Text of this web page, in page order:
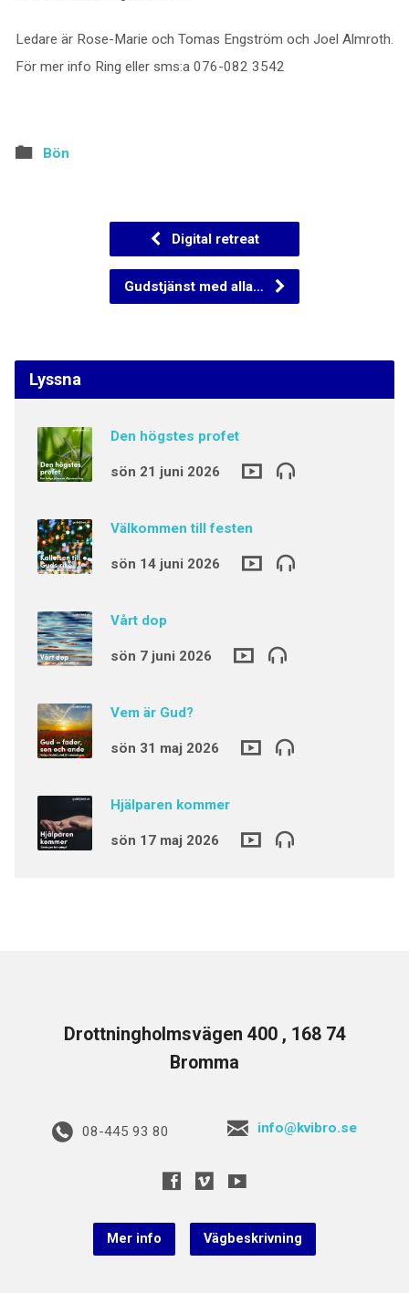
Ledare är Rose-Marie och Tomas Engström och Joel Almroth.
För mer info Ring eller sms:a 076-082 3542
Bön
Digital retreat
Gudstjänst med alla…
Lyssna
Den högstes profet
sön 21 juni 2026
Välkommen till festen
sön 14 juni 2026
Vårt dop
sön 7 juni 2026
Vem är Gud?
sön 31 maj 2026
Hjälparen kommer
sön 17 maj 2026
Drottningholmsvägen 400 , 168 74
Bromma
08-445 93 80 info@kvibro.se
Mer info Vägbeskrivning